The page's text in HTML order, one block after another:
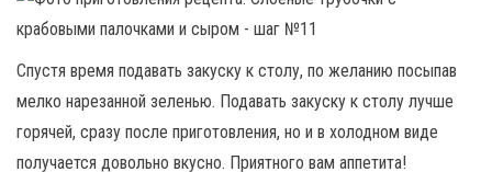
Спустя время подавать закуску к столу, по желанию посыпав
мелко нарезанной зеленью. Подавать закуску к столу лучше
горячей, сразу после приготовления, но и в холодном виде
получается довольно вкусно. Приятного вам аппетита!